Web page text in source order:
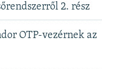
2. rész
OTP-vezérnek az